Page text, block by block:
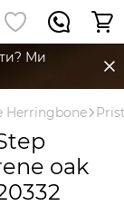
Ми
Herringbone
oak